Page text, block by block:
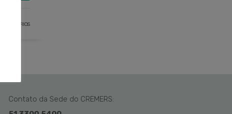
Contato da Sede do CREMERS: